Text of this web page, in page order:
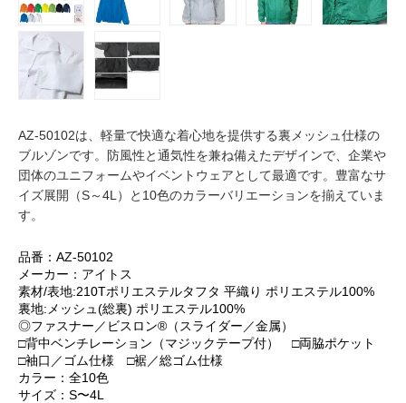
AZ-50102は、軽量で快適な着心地を提供する裏メッシュ仕様の
ブルゾンです。防風性と通気性を兼ね備えたデザインで、企業や
団体のユニフォームやイベントウェアとして最適です。豊富なサ
イズ展開（S～4L）と10色のカラーバリエーションを揃えていま
す。
品番：AZ-50102
メーカー：アイトス
素材/表地:210Tポリエステルタフタ 平織り ポリエステル100%
裏地:メッシュ(総裏) ポリエステル100%
◎ファスナー／ビスロン®（スライダー／金属）
□背中ベンチレーション（マジックテープ付） □両脇ポケット
□袖口／ゴム仕様 □裾／総ゴム仕様
カラー：全10色
サイズ：S〜4L